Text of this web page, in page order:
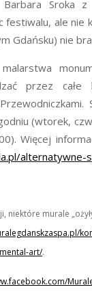
Barbara Sroka
festiwalu, ale nie
Gdańsku) nie
przez
(wtorek,
Więcej
alternatywne-
niektóre murale
art/.